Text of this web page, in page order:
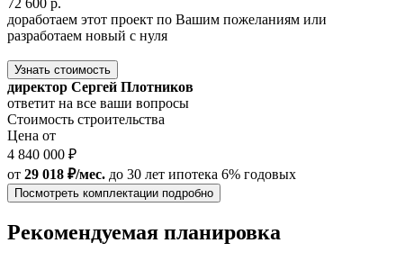
доработаем этот проект по Вашим пожеланиям или
разработаем новый с нуля
Узнать стоимость
директор Сергей Плотников
ответит на все ваши вопросы
Стоимость строительства
Цена от
4 840 000 ₽
от 29 018 ₽/мес. до 30 лет ипотека 6% годовых
Посмотреть комплектации подробно
Рекомендуемая планировка